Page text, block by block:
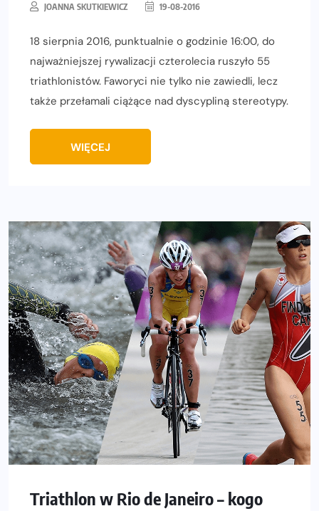
JOANNA SKUTKIEWICZ 19-08-2016
18 sierpnia 2016, punktualnie o godzinie 16:00, do
najważniejszej rywalizacji czterolecia ruszyło 55
triathlonistów. Faworyci nie tylko nie zawiedli, lecz
także przełamali ciążące nad dyscypliną stereotypy.
WIĘCEJ
Triathlon w Rio de Janeiro – kogo